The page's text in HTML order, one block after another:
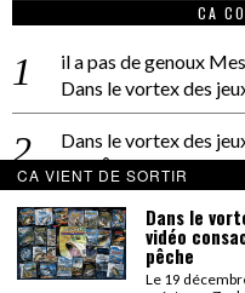
CA
il a pas de genoux
Dans le vortex des
Dans le vortex des
PACÔME
La séance d’Hip
La Patrie
dans
On a parlé Dolce Vita
CA VIENT DE SORTIR
Dans le
vidéo
pêche
Le 19